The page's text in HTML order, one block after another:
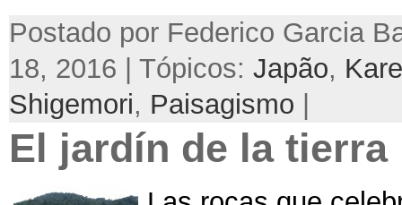
Postado por Federico Garcia
18, 2016 | Tópicos: Japão,
Shigemori, Paisagismo
El jardín de la tierra